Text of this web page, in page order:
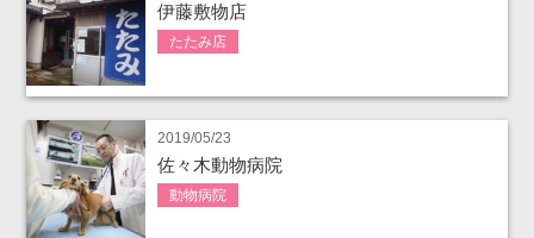
伊藤敷物店
たたみ店
2019/05/23
佐々木動物病院
動物病院